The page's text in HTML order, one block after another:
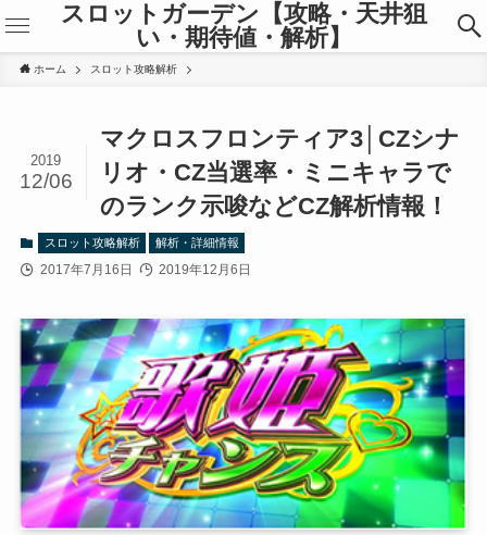
スロットガーデン【攻略・天井狙
い・期待値・解析】
ホーム スロット攻略解析
マクロスフロンティア3│CZシナ
リオ・CZ当選率・ミニキャラで
のランク示唆などCZ解析情報！
2019
12/06
スロット攻略解析 解析・詳細情報
2017年7月16日 2019年12月6日